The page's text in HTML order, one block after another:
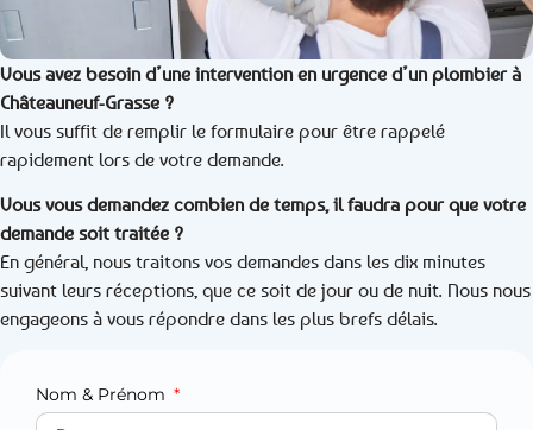
Vous avez besoin d’une intervention en urgence d’un plombier à
Châteauneuf-Grasse ?
Il vous suffit de remplir le formulaire pour être rappelé
rapidement lors de votre demande.
Vous vous demandez combien de temps, il faudra pour que votre
demande soit traitée ?
En général, nous traitons vos demandes dans les dix minutes
suivant leurs réceptions, que ce soit de jour ou de nuit. Nous nous
engageons à vous répondre dans les plus brefs délais.
Nom & Prénom